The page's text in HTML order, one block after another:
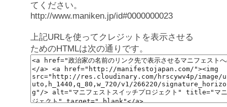
てください。
http://www.maniken.jp/id#0000000023
上記URLを使ってクレジットを表示させる
ためのHTMLは次の通りです。